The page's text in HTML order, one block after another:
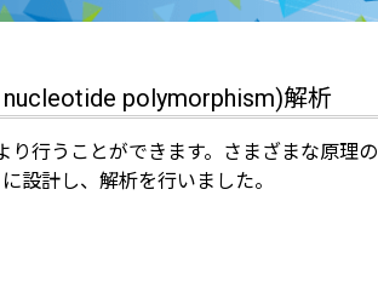
polymorphism)解析
行うことができます。 さまざまな原理の
設計し、解析を行いました。